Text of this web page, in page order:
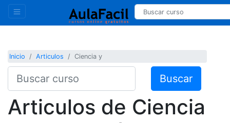
Inicio Articulos Ciencia y
Buscar
Articulos de Ciencia